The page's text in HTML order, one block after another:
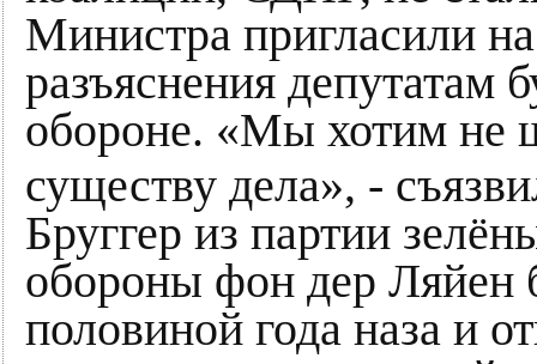
Министра пригласили
разъяснения депутатам
обороне. «Мы хотим не
существу дела», -
Бруггер из партии
обороны фон дер Ляйен
половиной года наза и